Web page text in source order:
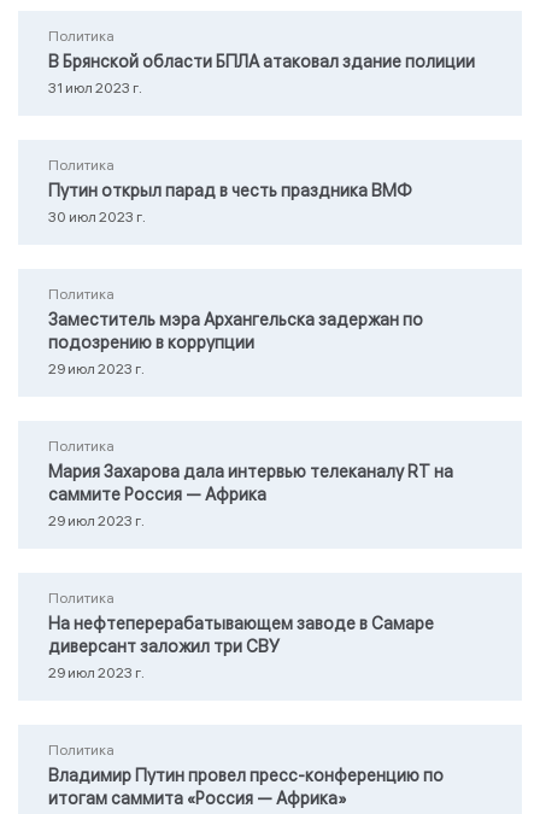
Политика
В Брянской области БПЛА атаковал здание полиции
31 июл 2023 г.
Политика
Путин открыл парад в честь праздника ВМФ
30 июл 2023 г.
Политика
Заместитель мэра Архангельска задержан по
подозрению в коррупции
29 июл 2023 г.
Политика
Мария Захарова дала интервью телеканалу RТ на
саммите Россия — Африка
29 июл 2023 г.
Политика
На нефтеперерабатывающем заводе в Самаре
диверсант заложил три СВУ
29 июл 2023 г.
Политика
Владимир Путин провел пресс-конференцию по
итогам саммита «Россия — Африка»